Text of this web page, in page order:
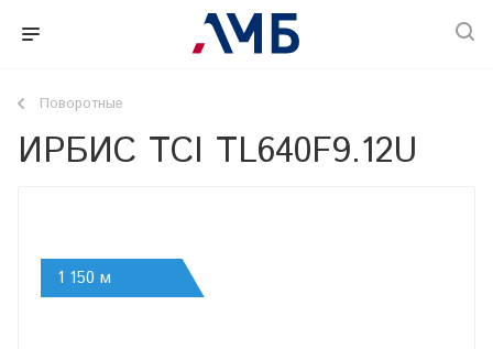
Поворотные
ИРБИС ТСI TL640F9.12U
1 150 м